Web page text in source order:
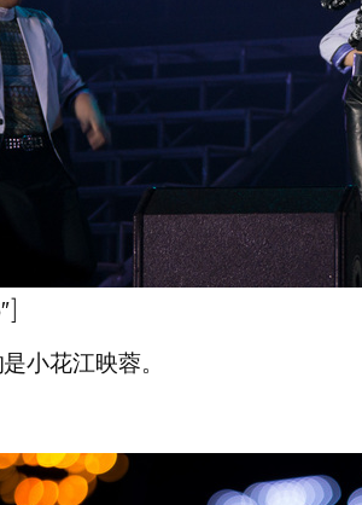
小花江映蓉。